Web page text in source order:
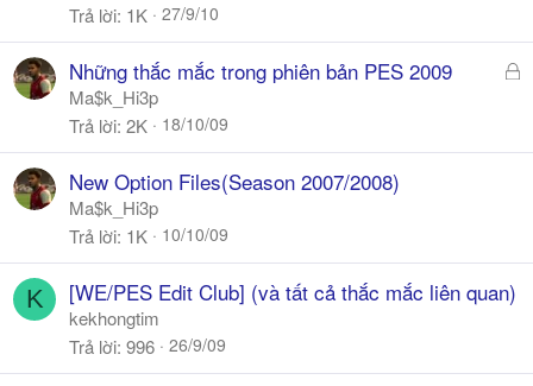
Trả lời 1K 27/9/10
Đ
h
Những thắc mắc trong phiên bản PES 2009
Ma$k_Hi3p
Trả lời 2K 18/10/09
New Option Files(Season 2007/2008)
Ma$k_Hi3p
Trả lời 1K 10/10/09
K [WE/PES Edit Club] (và tất cả thắc mắc liên quan)
kekhongtim
Trả lời 996 26/9/09